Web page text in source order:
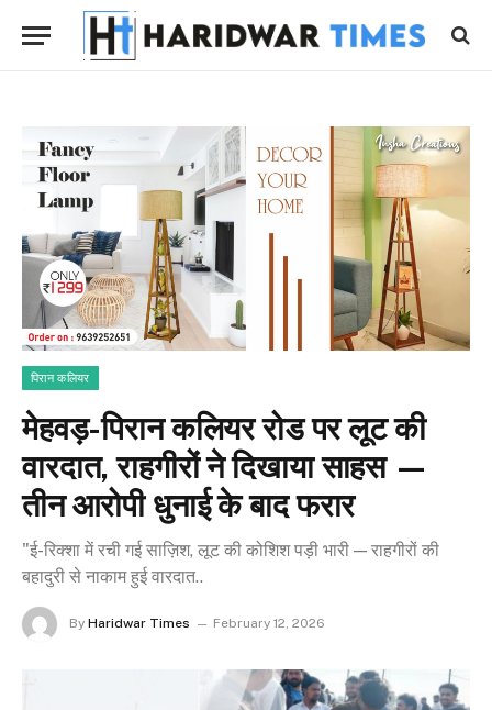
पिरान कलियर
मेहवड़-पिरान कलियर रोड पर लूट की
वारदात, राहगीरों ने दिखाया साहस —
तीन आरोपी धुनाई के बाद फरार
"ई-रिक्शा में रची गई साज़िश, लूट की कोशिश पड़ी भारी — राहगीरों की
बहादुरी से नाकाम हुई वारदात..
By Haridwar Times February 12, 2026